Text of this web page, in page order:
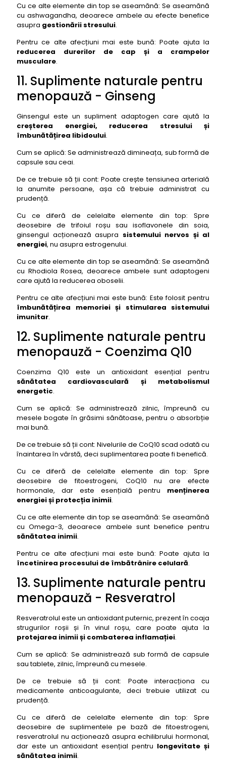
Cu ce alte elemente din top se aseamănă: Se aseamănă
cu ashwagandha, deoarece ambele au efecte benefice
asupra gestionării stresului.
Pentru ce alte afecțiuni mai este bună: Poate ajuta la
reducerea durerilor de cap și a crampelor
musculare.
11. Suplimente naturale pentru
menopauză - Ginseng
Ginsengul este un supliment adaptogen care ajută la
creșterea energiei, reducerea stresului și
îmbunătățirea libidoului.
Cum se aplică: Se administrează dimineața, sub formă de
capsule sau ceai.
De ce trebuie să ții cont: Poate crește tensiunea arterială
la anumite persoane, așa că trebuie administrat cu
prudență.
Cu ce diferă de celelalte elemente din top: Spre
deosebire de trifoiul roșu sau isoflavonele din soia,
ginsengul acționează asupra sistemului nervos și al
energiei, nu asupra estrogenului.
Cu ce alte elemente din top se aseamănă: Se aseamănă
cu Rhodiola Rosea, deoarece ambele sunt adaptogeni
care ajută la reducerea oboselii.
Pentru ce alte afecțiuni mai este bună: Este folosit pentru
îmbunătățirea memoriei și stimularea sistemului
imunitar.
12. Suplimente naturale pentru
menopauză - Coenzima Q10
Coenzima Q10 este un antioxidant esențial pentru
sănătatea cardiovasculară și metabolismul
energetic.
Cum se aplică: Se administrează zilnic, împreună cu
mesele bogate în grăsimi sănătoase, pentru o absorbție
mai bună.
De ce trebuie să ții cont: Nivelurile de CoQ10 scad odată cu
înaintarea în vârstă, deci suplimentarea poate fi benefică.
Cu ce diferă de celelalte elemente din top: Spre
deosebire de fitoestrogeni, CoQ10 nu are efecte
hormonale, dar este esențială pentru menținerea
energiei și protecția inimii.
Cu ce alte elemente din top se aseamănă: Se aseamănă
cu Omega-3, deoarece ambele sunt benefice pentru
sănătatea inimii.
Pentru ce alte afecțiuni mai este bună: Poate ajuta la
încetinirea procesului de îmbătrânire celulară.
13. Suplimente naturale pentru
menopauză - Resveratrol
Resveratrolul este un antioxidant puternic, prezent în coaja
strugurilor roșii și în vinul roșu, care poate ajuta la
protejarea inimii și combaterea inflamației.
Cum se aplică: Se administrează sub formă de capsule
sau tablete, zilnic, împreună cu mesele.
De ce trebuie să ții cont: Poate interacționa cu
medicamente anticoagulante, deci trebuie utilizat cu
prudență.
Cu ce diferă de celelalte elemente din top: Spre
deosebire de suplimentele pe bază de fitoestrogeni,
resveratrolul nu acționează asupra echilibrului hormonal,
dar este un antioxidant esențial pentru longevitate și
sănătatea inimii.